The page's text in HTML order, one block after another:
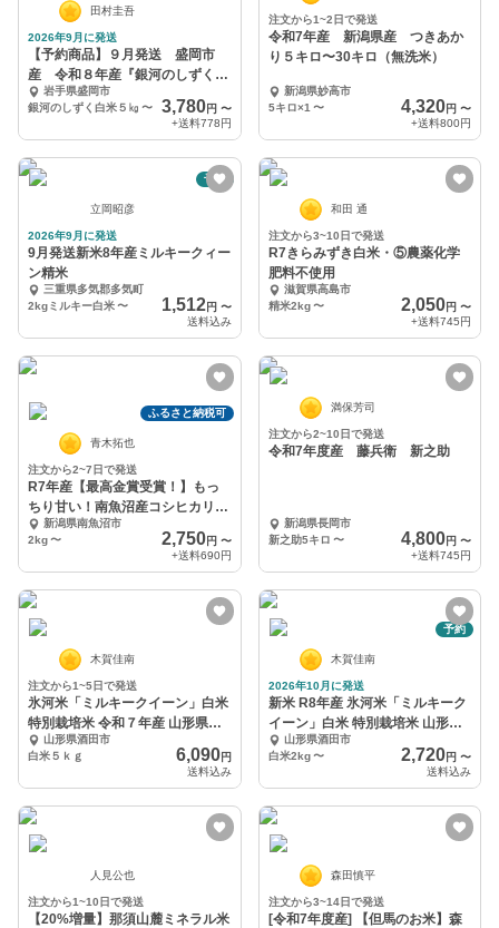
田村圭吾
2026年9月に発送
【予約商品】９月発送 盛岡市
産 令和８年産『銀河のしずく』
白米５〜１０㎏
岩手県盛岡市
銀河のしずく白米５㎏ 〜 3,780円 〜
+送料778円
注文から1~2日で発送
令和7年産 新潟県産 つきあか
り５キロ〜30キロ（無洗米）
新潟県妙高市
5キロ×1 〜 4,320円 〜
+送料800円
予約
立岡昭彦
2026年9月に発送
9月発送新米8年産ミルキークィー
ン精米
三重県多気郡多気町
2kgミルキー白米〜 1,512円 〜
送料込み
和田 通
注文から3~10日で発送
R7きらみずき白米・⑤農薬化学
肥料不使用
滋賀県高島市
精米2kg 〜 2,050円 〜
+送料745円
ふるさと納税可
青木拓也
注文から2~7日で発送
R7年産【最高金賞受賞！】もっ
ちり甘い！南魚沼産コシヒカリ
ひらくの里ファーム
新潟県南魚沼市
2kg〜 2,750円 〜
+送料690円
満保芳司
注文から2~10日で発送
令和7年度産 藤兵衛 新之助
新潟県長岡市
新之助5キロ 〜 4,800円 〜
+送料745円
木賀佳南
注文から1~5日で発送
氷河米「ミルキークイーン」白米
特別栽培米 令和７年産 山形県庄
内産山形県酒田市
白米５ｋｇ
6,090円
送料込み
予約
木賀佳南
2026年10月に発送
新米 R8年産 氷河米「ミルキーク
イーン」白米 特別栽培米 山形県
庄内産
山形県酒田市
白米2kg 〜 2,720円 〜
送料込み
人見公也
注文から1~10日で発送
【20%増量】那須山麓ミネラル米
森田慎平
注文から3~14日で発送
[令和7年度産] 【但馬のお米】森